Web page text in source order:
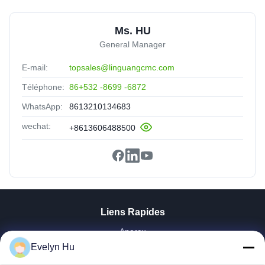
Ms. HU
General Manager
E-mail: topsales@linguangcmc.com
Téléphone: 86+532 -8699 -6872
WhatsApp: 8613210134683
wechat: +8613606488500
Liens Rapides
Aperçu
VR Show
Evelyn Hu